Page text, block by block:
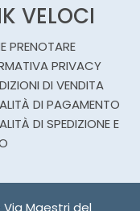
VELOCI
PRENOTARE
PRIVACY
DI VENDITA
DI PAGAMENTO
DI SPEDIZIONE E
Via Maestri del